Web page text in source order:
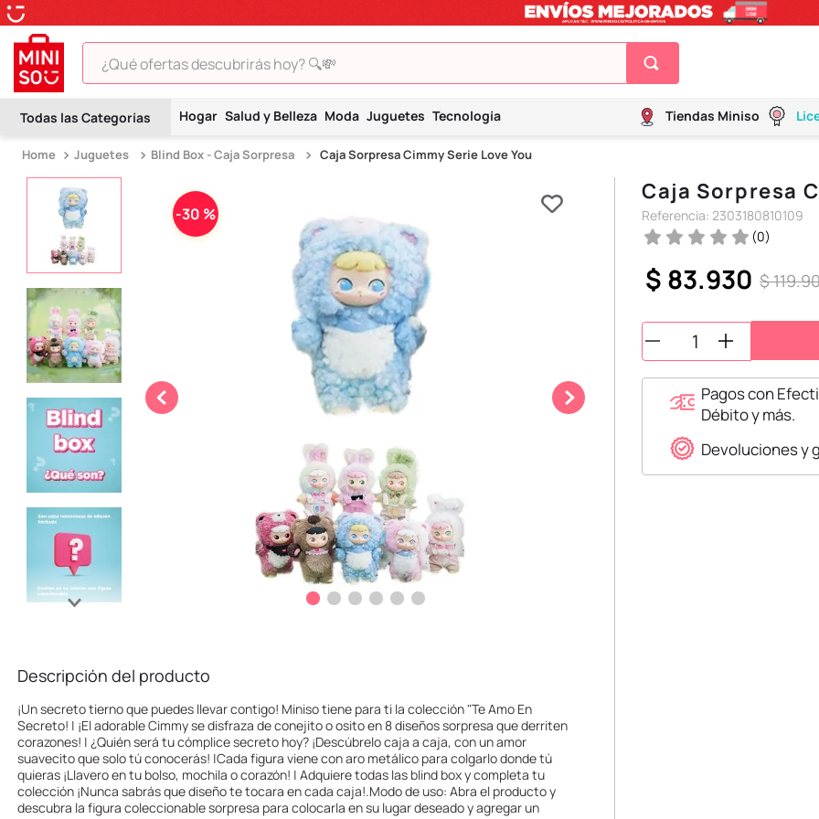
¿Qué ofertas descubrirás hoy? 🔍💸
Hogar Salud y Belleza Moda Juguetes Tecnología Tiendas Miniso
Juguetes Blind Box - Caja Sorpresa Caja Sorpresa Cimmy Serie Love You
-30 %
Descripción del producto
¡Un secreto tierno que puedes llevar contigo! Miniso tiene para ti la colección "Te Amo En
Secreto! | ¡El adorable Cimmy se disfraza de conejito o osito en 8 diseños sorpresa que derriten
corazones! | ¿Quién será tu cómplice secreto hoy? ¡Descúbrelo caja a caja, con un amor
suavecito que solo tú conocerás! |Cada figura viene con aro metálico para colgarlo donde tú
quieras ¡Llavero en tu bolso, mochila o corazón! | Adquiere todas las blind box y completa tu
colección ¡Nunca sabrás que diseño te tocara en cada caja!.Modo de uso: Abra el producto y
descubra la figura coleccionable sorpresa para colocarla en su lugar deseado y agregar un
Caja Sorpresa
Referencia: 2303180810109
(0)
$119.
$ 83.930
Pagos con
Débito y más.
Devoluciones y
TÉRMINOS MÁS BUSCADOS
2
hello kitty
snoopy
ositos cariñositos
9.
one piece
.